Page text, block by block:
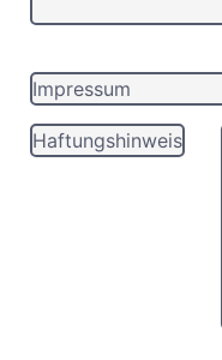
Impressum
Haftungshinweis